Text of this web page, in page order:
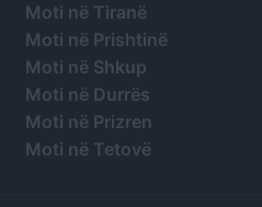
Moti në Tiranë
Moti në Prishtinë
Moti në Shkup
Moti në Durrës
Moti në Prizren
Moti në Tetovë